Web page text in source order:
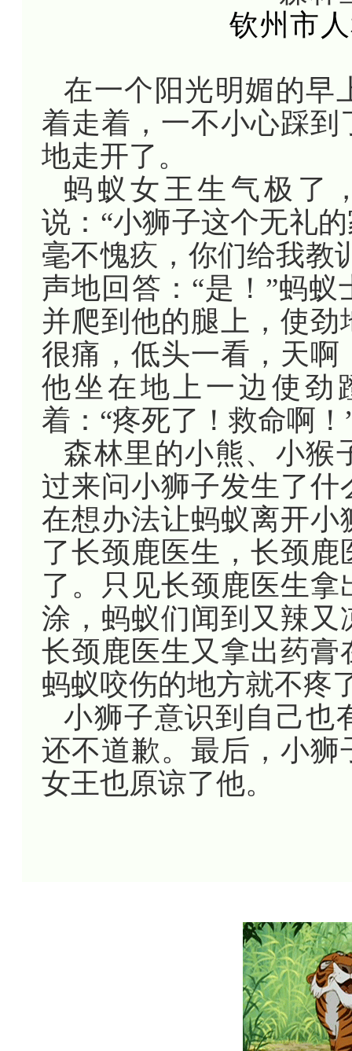
钦州市
在一个阳光明媚的早
着走着，一不小心踩
地走开了。
蚂蚁女王生气极了
说：“小狮子这个无礼
毫不愧疚，你们给我教
声地回答：“是！”蚂
并爬到他的腿上，使
很痛，低头一看，天
他坐在地上一边使劲
着：“疼死了！救命啊！
森林里的小熊、小猴
过来问小狮子发生了
在想办法让蚂蚁离开
了长颈鹿医生，长颈
了。只见长颈鹿医生
涂，蚂蚁们闻到又辣
长颈鹿医生又拿出药
蚂蚁咬伤的地方就不疼
小狮子意识到自己也
还不道歉。最后，小
女王也原谅了他。